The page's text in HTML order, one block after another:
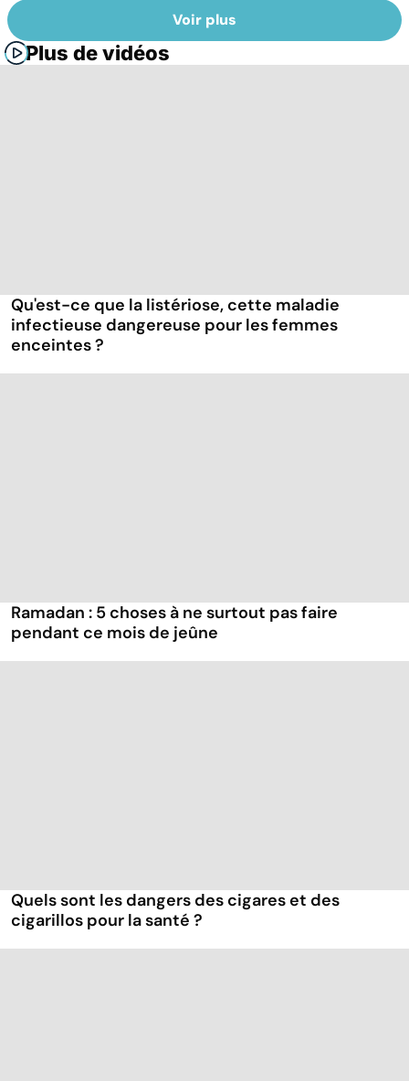
Voir plus
Plus de vidéos
Qu'est-ce que la listériose, cette maladie
infectieuse dangereuse pour les femmes
enceintes ?
Ramadan : 5 choses à ne surtout pas faire
pendant ce mois de jeûne
Quels sont les dangers des cigares et des
cigarillos pour la santé ?